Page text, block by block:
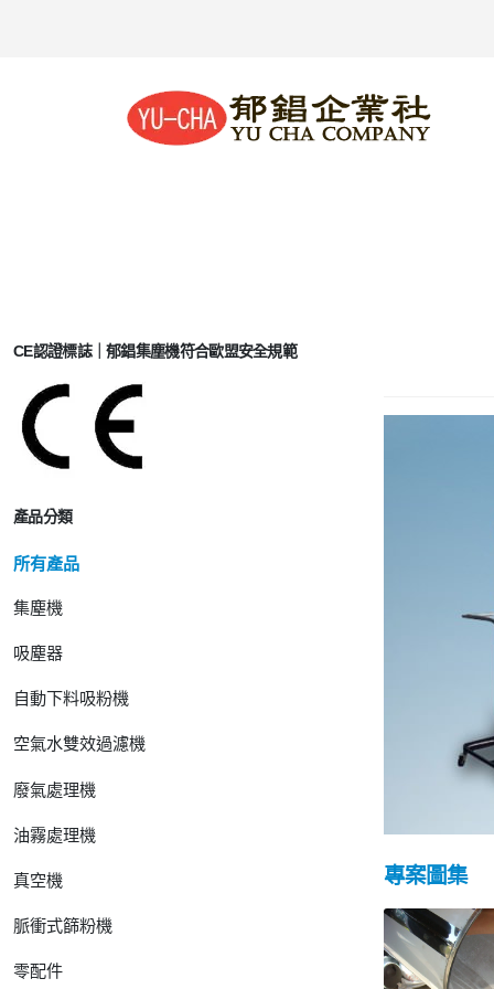
CE認證標誌｜郁錩集塵機符合歐盟安全規範
產品分類
所有產品
集塵機
吸塵器
自動下料吸粉機
空氣水雙效過濾機
廢氣處理機
油霧處理機
真空機
脈衝式篩粉機
零配件
專案圖集